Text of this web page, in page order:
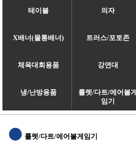
테이블 의자
X배너(물통배너) 트러스/포토존
체육대회용품 강연대
냉/난방용품
룰렛/다트/에어볼게
임기
룰렛/다트/에어볼게임기